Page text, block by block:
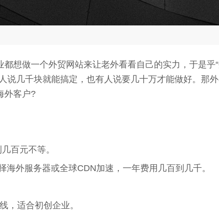
做一个外贸网站来让老外看看自己的实力，于是乎
说几千块就能搞定，也有人说要几十万才能做好。那
外客户?
百元不等。
服务器或全球CDN加速，一年费用几百到几千。
适合初创企业。